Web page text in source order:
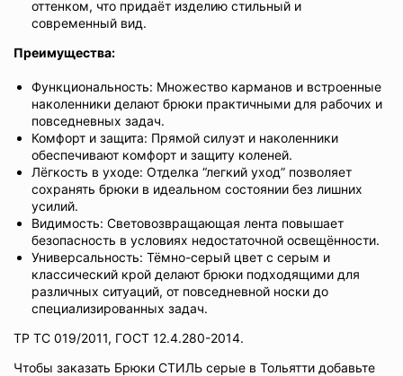
оттенком, что придаёт изделию стильный и
современный вид.
Преимущества:
Функциональность: Множество карманов и встроенные
наколенники делают брюки практичными для рабочих и
повседневных задач.
Комфорт и защита: Прямой силуэт и наколенники
обеспечивают комфорт и защиту коленей.
Лёгкость в уходе: Отделка “легкий уход” позволяет
сохранять брюки в идеальном состоянии без лишних
усилий.
Видимость: Световозвращающая лента повышает
безопасность в условиях недостаточной освещённости.
Универсальность: Тёмно-серый цвет с серым и
классический крой делают брюки подходящими для
различных ситуаций, от повседневной носки до
специализированных задач.
ТР ТС 019/2011, ГОСТ 12.4.280-2014.
Чтобы заказать Брюки СТИЛЬ серые в Тольятти добавьте